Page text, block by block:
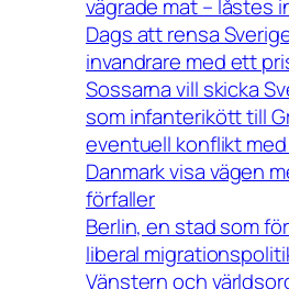
vägrade mat – låstes
Dags att rensa
invandrare med ett
Sossarna vill skicka
som infanterikött till
eventuell konflikt med
Danmark visa vägen
förfaller
Berlin, en stad som
liberal
Vänstern och